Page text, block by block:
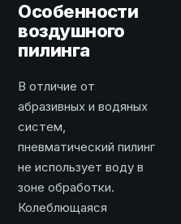
Особенности
воздушного
пилинга
В отличие от
абразивных и водяных
систем,
пневматический пилинг
не использует воду в
зоне обработки.
Колеблющаяся